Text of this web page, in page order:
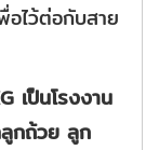
อไว้ต่อกับสาย
เป็นโรงงาน
กถ้วย ลูก